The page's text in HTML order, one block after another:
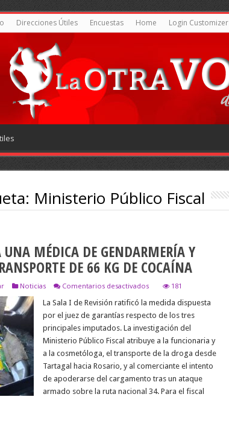
Direcciones Útiles Encuestas Home Login Customizer
Ministerio Público Fiscal
MÉDICA DE GENDARMERÍA Y
DE 66 KG DE COCAÍNA
Noticias Comentarios desactivadosen
PREVENTIVA
PARA
MÉDICA
DE
GENDARMERÍA
Y
UNA
COSMETÓLOGA
TRANSPORTE
181
La Sala I de Revisión ratificó la medida dispuesta
por el juez de garantías respecto de los tres
principales imputados. La investigación del
Ministerio Público Fiscal atribuye a la funcionaria y
a la cosmetóloga, el transporte de la droga desde
Tartagal hacia Rosario, y al comerciante el intento
de apoderarse del cargamento tras un ataque
armado sobre la ruta nacional 34. Para el fiscal